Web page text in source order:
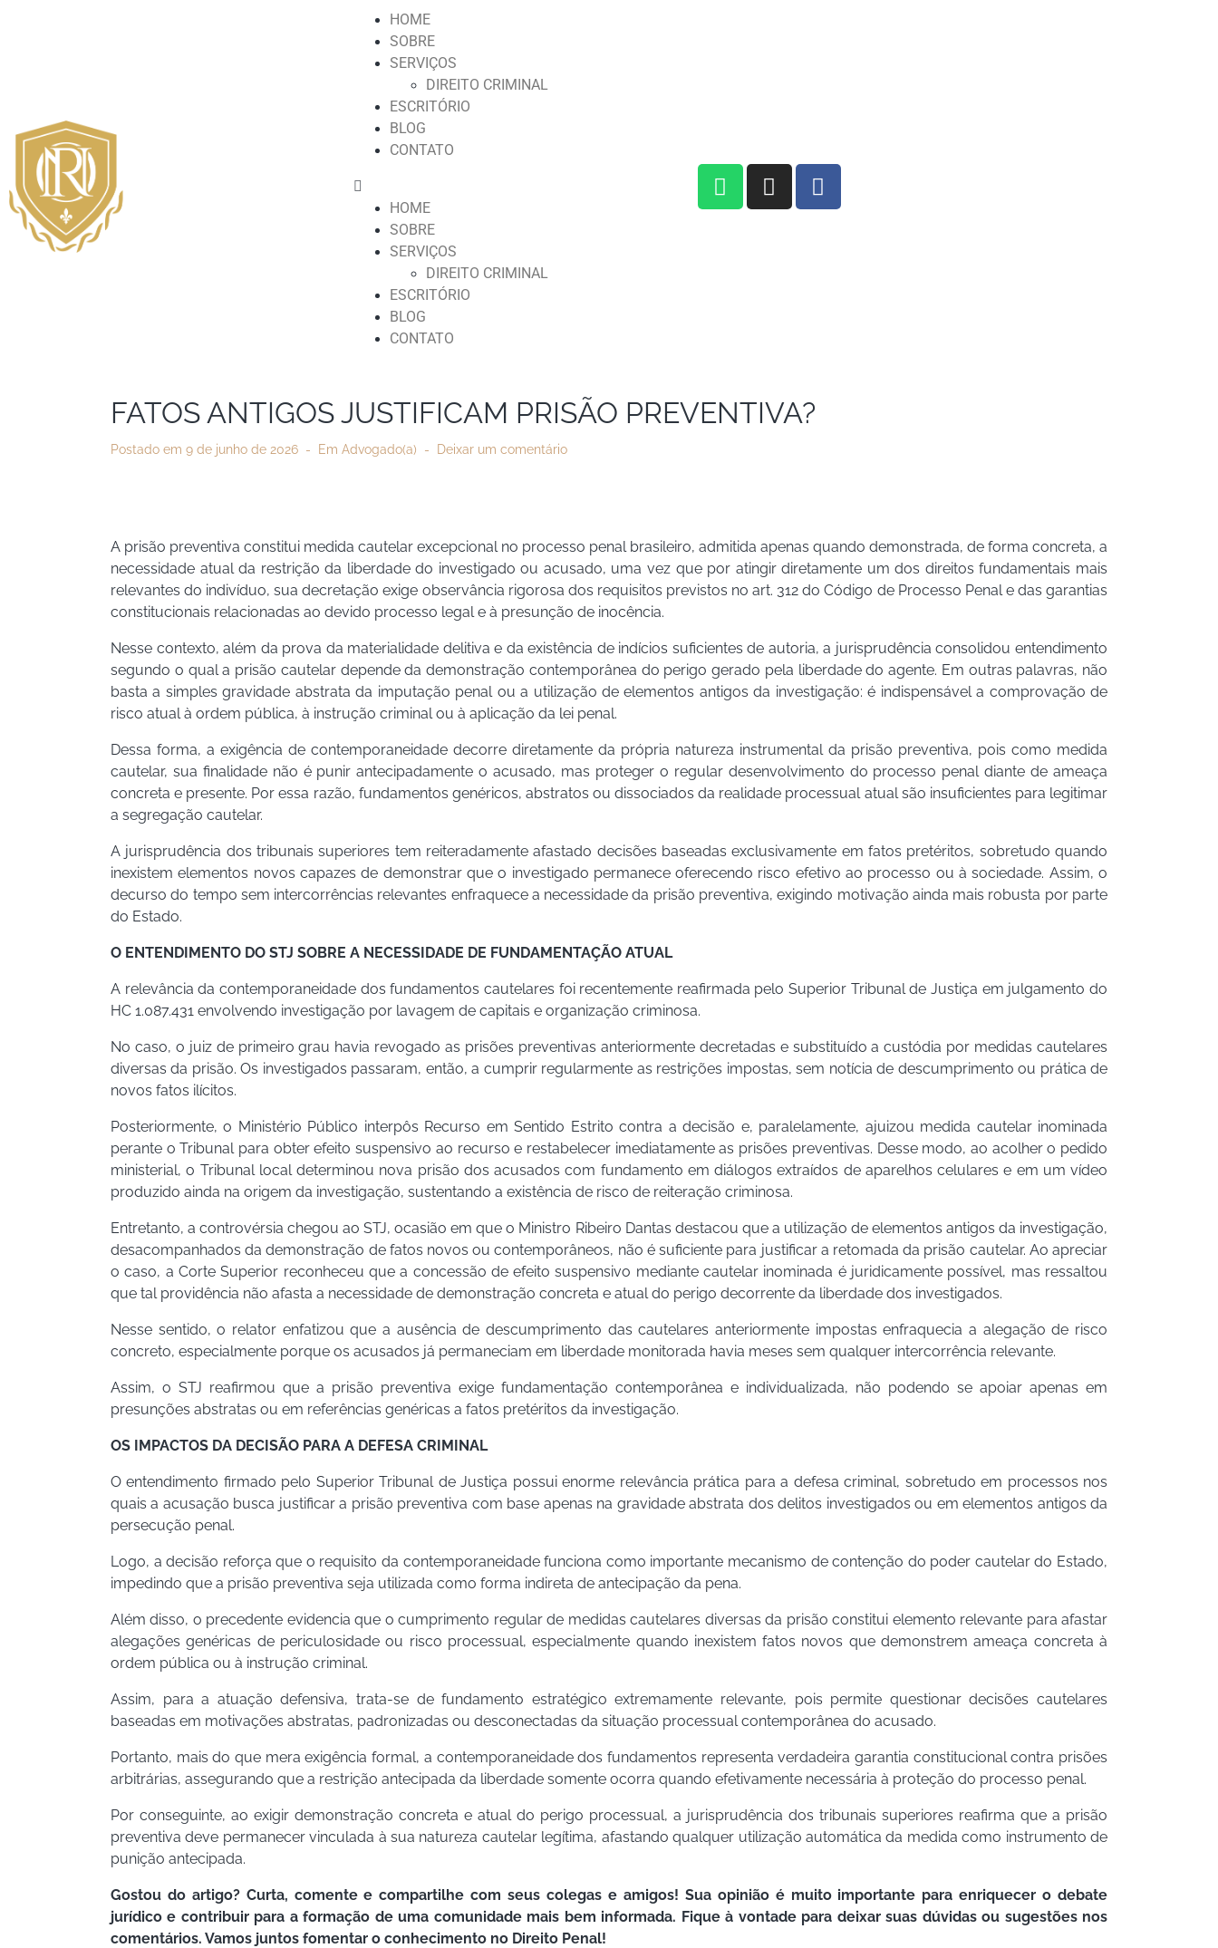
HOME
SOBRE
SERVIÇOS
DIREITO CRIMINAL
ESCRITÓRIO
BLOG
CONTATO
HOME
SOBRE
SERVIÇOS
DIREITO CRIMINAL
ESCRITÓRIO
BLOG
CONTATO
FATOS ANTIGOS JUSTIFICAM PRISÃO PREVENTIVA?
Postado em 9 de junho de 2026 Em Advogado(a) Deixar um comentário
A prisão preventiva constitui medida cautelar excepcional no processo penal brasileiro, admitida apenas quando demonstrada, de forma concreta, a
necessidade atual da restrição da liberdade do investigado ou acusado, uma vez que por atingir diretamente um dos direitos fundamentais mais
relevantes do indivíduo, sua decretação exige observância rigorosa dos requisitos previstos no art. 312 do Código de Processo Penal e das garantias
constitucionais relacionadas ao devido processo legal e à presunção de inocência.
Nesse contexto, além da prova da materialidade delitiva e da existência de indícios suficientes de autoria, a jurisprudência consolidou entendimento
segundo o qual a prisão cautelar depende da demonstração contemporânea do perigo gerado pela liberdade do agente. Em outras palavras, não
basta a simples gravidade abstrata da imputação penal ou a utilização de elementos antigos da investigação: é indispensável a comprovação de
risco atual à ordem pública, à instrução criminal ou à aplicação da lei penal.
Dessa forma, a exigência de contemporaneidade decorre diretamente da própria natureza instrumental da prisão preventiva, pois como medida
cautelar, sua finalidade não é punir antecipadamente o acusado, mas proteger o regular desenvolvimento do processo penal diante de ameaça
concreta e presente. Por essa razão, fundamentos genéricos, abstratos ou dissociados da realidade processual atual são insuficientes para legitimar
a segregação cautelar.
A jurisprudência dos tribunais superiores tem reiteradamente afastado decisões baseadas exclusivamente em fatos pretéritos, sobretudo quando
inexistem elementos novos capazes de demonstrar que o investigado permanece oferecendo risco efetivo ao processo ou à sociedade. Assim, o
decurso do tempo sem intercorrências relevantes enfraquece a necessidade da prisão preventiva, exigindo motivação ainda mais robusta por parte
do Estado.
O ENTENDIMENTO DO STJ SOBRE A NECESSIDADE DE FUNDAMENTAÇÃO ATUAL
A relevância da contemporaneidade dos fundamentos cautelares foi recentemente reafirmada pelo Superior Tribunal de Justiça em julgamento do
HC 1.087.431 envolvendo investigação por lavagem de capitais e organização criminosa.
No caso, o juiz de primeiro grau havia revogado as prisões preventivas anteriormente decretadas e substituído a custódia por medidas cautelares
diversas da prisão. Os investigados passaram, então, a cumprir regularmente as restrições impostas, sem notícia de descumprimento ou prática de
novos fatos ilícitos.
Posteriormente, o Ministério Público interpôs Recurso em Sentido Estrito contra a decisão e, paralelamente, ajuizou medida cautelar inominada
perante o Tribunal para obter efeito suspensivo ao recurso e restabelecer imediatamente as prisões preventivas. Desse modo, ao acolher o pedido
ministerial, o Tribunal local determinou nova prisão dos acusados com fundamento em diálogos extraídos de aparelhos celulares e em um vídeo
produzido ainda na origem da investigação, sustentando a existência de risco de reiteração criminosa.
Entretanto, a controvérsia chegou ao STJ, ocasião em que o Ministro Ribeiro Dantas destacou que a utilização de elementos antigos da investigação,
desacompanhados da demonstração de fatos novos ou contemporâneos, não é suficiente para justificar a retomada da prisão cautelar. Ao apreciar
o caso, a Corte Superior reconheceu que a concessão de efeito suspensivo mediante cautelar inominada é juridicamente possível, mas ressaltou
que tal providência não afasta a necessidade de demonstração concreta e atual do perigo decorrente da liberdade dos investigados.
Nesse sentido, o relator enfatizou que a ausência de descumprimento das cautelares anteriormente impostas enfraquecia a alegação de risco
concreto, especialmente porque os acusados já permaneciam em liberdade monitorada havia meses sem qualquer intercorrência relevante.
Assim, o STJ reafirmou que a prisão preventiva exige fundamentação contemporânea e individualizada, não podendo se apoiar apenas em
presunções abstratas ou em referências genéricas a fatos pretéritos da investigação.
OS IMPACTOS DA DECISÃO PARA A DEFESA CRIMINAL
O entendimento firmado pelo Superior Tribunal de Justiça possui enorme relevância prática para a defesa criminal, sobretudo em processos nos
quais a acusação busca justificar a prisão preventiva com base apenas na gravidade abstrata dos delitos investigados ou em elementos antigos da
persecução penal.
Logo, a decisão reforça que o requisito da contemporaneidade funciona como importante mecanismo de contenção do poder cautelar do Estado,
impedindo que a prisão preventiva seja utilizada como forma indireta de antecipação da pena.
Além disso, o precedente evidencia que o cumprimento regular de medidas cautelares diversas da prisão constitui elemento relevante para afastar
alegações genéricas de periculosidade ou risco processual, especialmente quando inexistem fatos novos que demonstrem ameaça concreta à
ordem pública ou à instrução criminal.
Assim, para a atuação defensiva, trata-se de fundamento estratégico extremamente relevante, pois permite questionar decisões cautelares
baseadas em motivações abstratas, padronizadas ou desconectadas da situação processual contemporânea do acusado.
Portanto, mais do que mera exigência formal, a contemporaneidade dos fundamentos representa verdadeira garantia constitucional contra prisões
arbitrárias, assegurando que a restrição antecipada da liberdade somente ocorra quando efetivamente necessária à proteção do processo penal.
Por conseguinte, ao exigir demonstração concreta e atual do perigo processual, a jurisprudência dos tribunais superiores reafirma que a prisão
preventiva deve permanecer vinculada à sua natureza cautelar legítima, afastando qualquer utilização automática da medida como instrumento de
punição antecipada.
Gostou do artigo? Curta, comente e compartilhe com seus colegas e amigos! Sua opinião é muito importante para enriquecer o debate
jurídico e contribuir para a formação de uma comunidade mais bem informada. Fique à vontade para deixar suas dúvidas ou sugestões nos
comentários. Vamos juntos fomentar o conhecimento no Direito Penal!